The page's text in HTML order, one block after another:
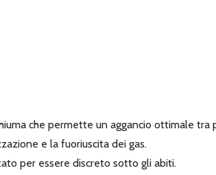
che permette un aggancio ottimale tra
e la fuoriuscita dei gas.
per essere discreto sotto gli abiti.